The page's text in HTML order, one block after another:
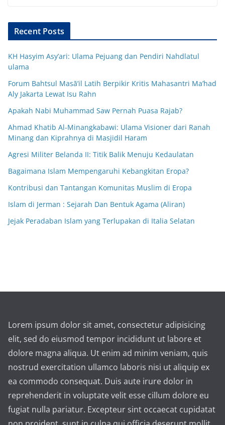
Recent Posts
KH Hasyim Asy’ari: Ulama Pejuang dan Pendiri Nahdlatul
ulama
Forum Bahtsul Masā’il Latih Berpikir Kritis Mahasantri Ma’had
Aly Jakarta Lewat Isu Rahn
Apakah Nabi Muhammad Saw Pernah Puasa Rajab?
Ahmad Khatib Al-Minangkabawi: Ulama Visioner dari Ranah
Minang dan Kiprahnya di Masjidil Haram
Agresi Militer Belanda II: Titik Balik Menuju Kedaulatan
Bagaimana Islam Mempengaruhi Kebangkitan Eropa?
Kontribusi dan Tantangan Komunitas Muslim di Eropa
Islam di Jerman : Sejarah Dan Bentuk Agama (Aliran)
Jejak Peradaban Islam yang Terlupakan di Italia Selatan
Lorem ipsum dolor sit amet, consectetur adipisicing
elit, sed do eiusmod tempor incididunt ut labore et
dolore magna aliqua. Ut enim ad minim veniam, quis
nostrud exercitation ullamco laboris nisi ut aliquip ex
ea commodo consequat. Duis aute irure dolor in
reprehenderit in voluptate velit esse cillum dolore eu
fugiat nulla pariatur. Excepteur sint occaecat cupidatat